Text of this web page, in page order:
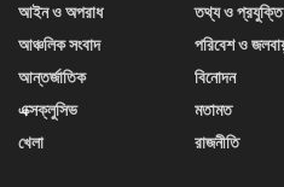
আইন ও অপরাধ
আঞ্চলিক সংবাদ
আন্তর্জাতিক
এক্সক্লুসিভ
খেলা
তথ্য ও প্রযুক্তি
পরিবেশ ও
বিনোদন
মতামত
রাজনীতি